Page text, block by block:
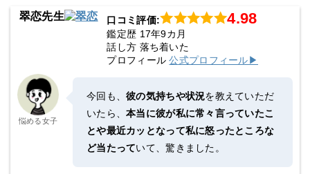
翠恋先生 口コミ評価: 4.98
鑑定歴 17年9カ月
話し方 落ち着いた
プロフィール公式プロフィール▶
悩める女子
今回も、彼の気持ちや状況を教えていただ
いたら、本当に彼が私に常々言っていたこ
とや最近カッとなって私に怒ったところな
ど当たっていて、驚きました。